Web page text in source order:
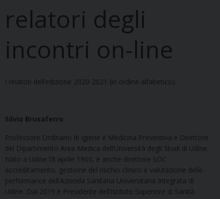
relatori degli
incontri on-line
I relatori dell’edizione 2020-2021 (in ordine alfabetico).
Silvio Brusaferro
Professore Ordinario di Igiene e Medicina Preventiva e Direttore
del Dipartimento Area Medica dell’Università degli Studi di Udine.
Nato a Udine l’8 aprile 1960, è anche direttore SOC
accreditamento, gestione del rischio clinico e valutazione delle
performance dell’Azienda Sanitaria Universitaria Integrata di
Udine. Dal 2019 è Presidente dell’Istituto Superiore di Sanità.